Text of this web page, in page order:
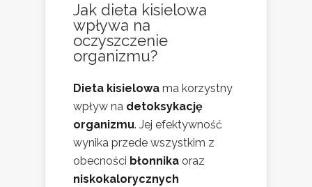
Jak dieta kisielowa
wpływa na
oczyszczenie
organizmu?
Dieta kisielowa ma korzystny
wpływ na detoksykację
organizmu. Jej efektywność
wynika przede wszystkim z
obecności błonnika oraz
niskokalorycznych